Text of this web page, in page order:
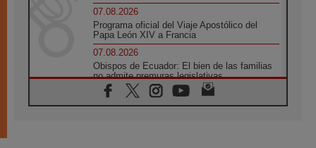
07.08.2026
Programa oficial del Viaje Apostólico del
Papa León XIV a Francia
07.08.2026
Obispos de Ecuador: El bien de las familias
no admite premuras legislativas
06.08.2026
Cardenal Parolin: La paz comienza con la